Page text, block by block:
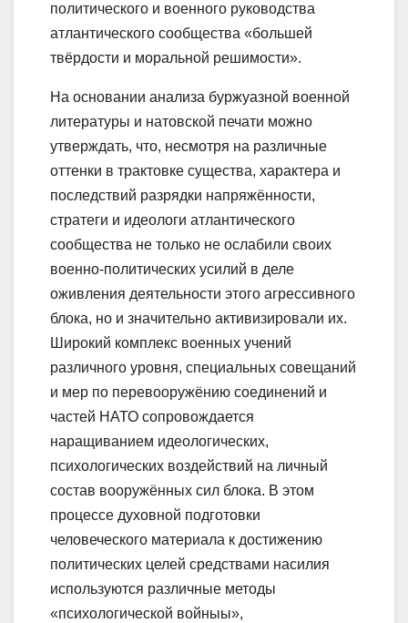
политического и военного руководства
атлантического сообщества «большей
твёрдости и моральной решимости».
На основании анализа буржуазной военной
литературы и натовской печати можно
утверждать, что, несмотря на различные
оттенки в трактовке существа, характера и
последствий разрядки напряжённости,
стратеги и идеологи атлантического
сообщества не только не ослабили своих
военно-политических усилий в деле
оживления деятельности этого агрессивного
блока, но и значительно активизировали их.
Широкий комплекс военных учений
различного уровня, специальных совещаний
и мер по перевооружёнию соединений и
частей НАТО сопровождается
наращиванием идеологических,
психологических воздействий на личный
состав вооружённых сил блока. В этом
процессе духовной подготовки
человеческого материала к достижению
политических целей средствами насилия
используются различные методы
«психологической войныы»,